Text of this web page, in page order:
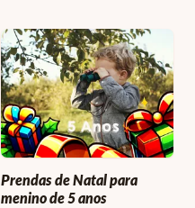
Prendas de Natal para
menino de 5 anos